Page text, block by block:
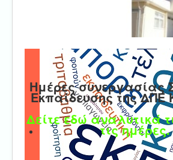
Ημέρες συνεργασίας
Εκπαίδευσης της ΔΠΕ
Δείτε εδώ αναλυτικά
τις ημέρες.